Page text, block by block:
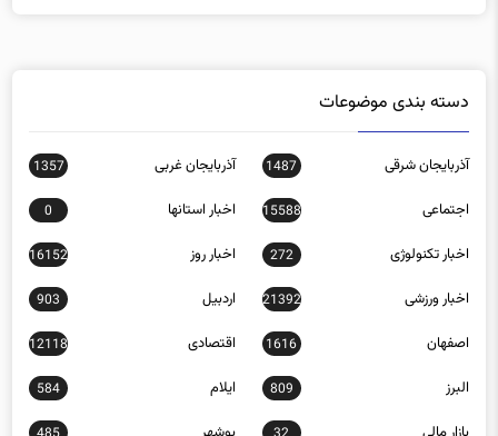
دسته بندی موضوعات
آذربایجان شرقی 1487 آذربایجان غربی 1357
اجتماعی 15588 اخبار استانها 0
اخبار تکنولوژی 272 اخبار روز 16152
اخبار ورزشی 21392 اردبیل 903
اصفهان 1616 اقتصادی 12118
البرز 809
584